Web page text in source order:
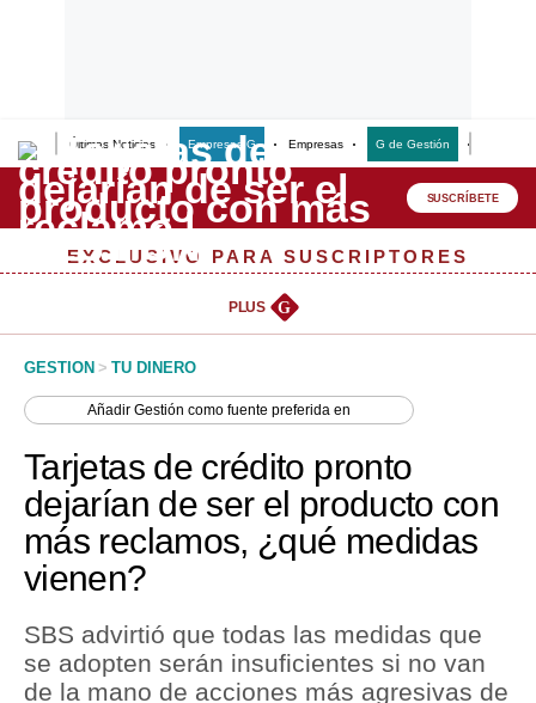
Últimas Noticias Empresas G Empresas G de Gestión
Lo último
Peru Quiosco
Management & Empleo
Perú
Política
Tu Dinero
Finanzas Personales
Inmobiliarias
SUSCRÍBETE
EXCLUSIVO PARA SUSCRIPTORES
PLUS G
GESTION > TU DINERO
AñadirGestión como fuente preferida en
Tarjetas de crédito pronto
dejarían de ser el producto con
más reclamos, ¿qué medidas
vienen?
SBS advirtió que todas las medidas que
se adopten serán insuficientes si no van
de la mano de acciones más agresivas de